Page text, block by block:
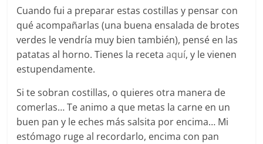
Cuando fui a preparar estas costillas y pensar con
qué acompañarlas (una buena ensalada de brotes
verdes le vendría muy bien también), pensé en las
patatas al horno. Tienes la recetaaquí, y le vienen
estupendamente.
Si te sobran costillas, o quieres otra manera de
comerlas… Te animo a que metas la carne en un
buen pan y le eches más salsita por encima… Mi
estómago ruge al recordarlo, encima con pan